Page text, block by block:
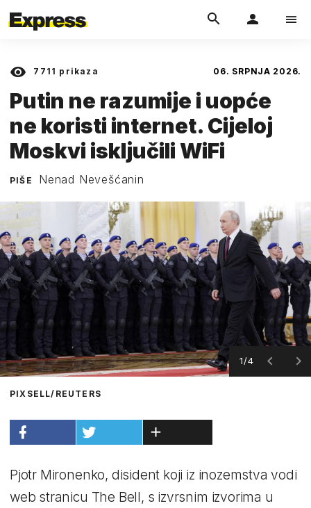
7711 prikaza 06. SRPNJA 2026.
Putin ne razumije i uopće
ne koristi internet. Cijeloj
Moskvi isključili WiFi
PIŠE Nenad Nevešćanin
1/4
PIXSELL/REUTERS
Pjotr ​​Mironenko, disident koji iz inozemstva vodi
web stranicu The Bell, s izvrsnim izvorima u